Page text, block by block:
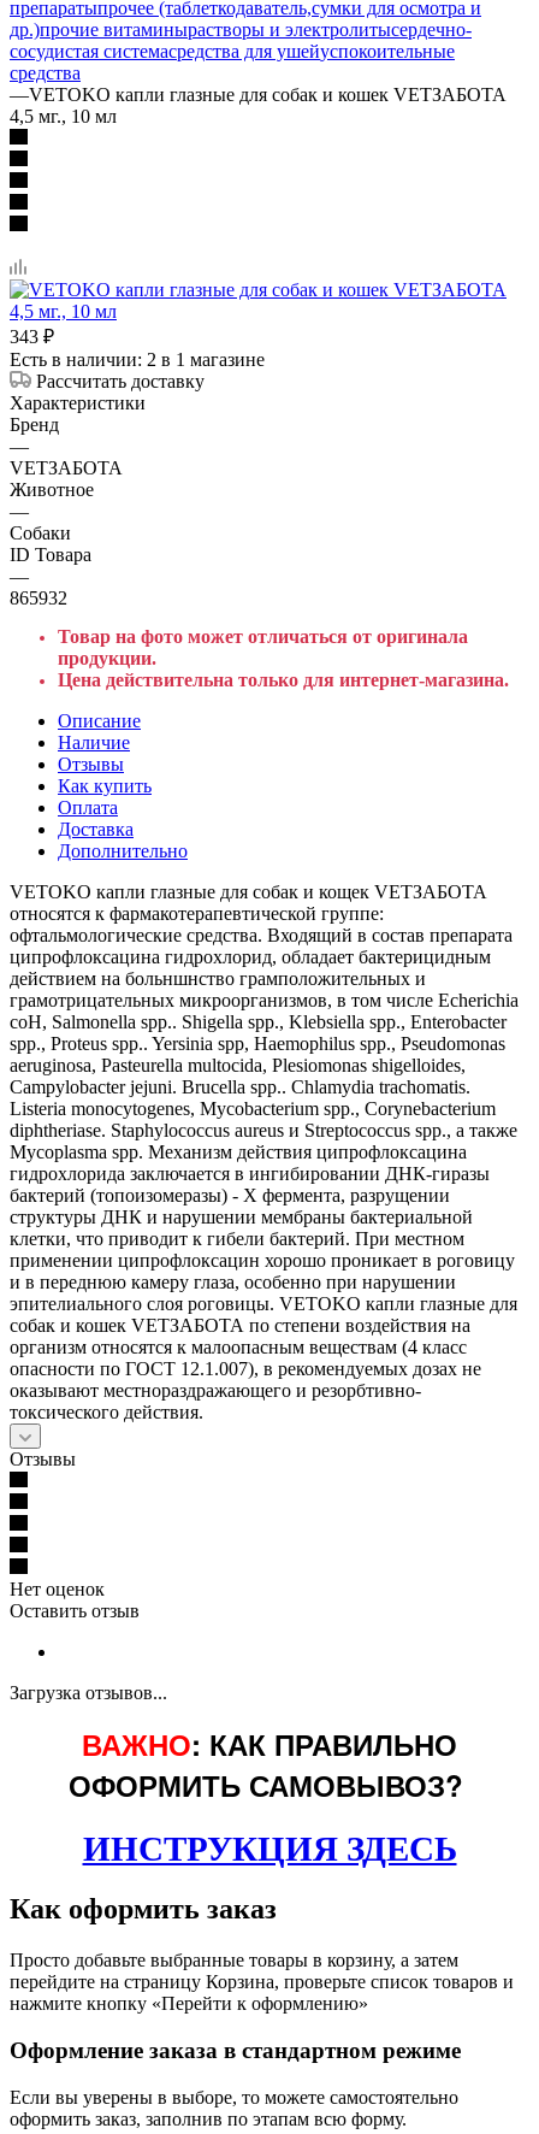
препаратыпрочее (таблеткодаватель,сумки для осмотра и
др.)прочие витаминырастворы и электролитысердечно-
сосудистая системасредства для ушейуспокоительные
средства
—VETOKO капли глазные для собак и кошек VETЗАБОТА
4,5 мг., 10 мл
343 ₽
Есть в наличии: 2 в 1 магазине
Рассчитать доставку
Характеристики
Бренд
—
VETЗАБОТА
Животное
—
Собаки
ID Товара
—
865932
Товар на фото может отличаться от оригинала
продукции.
Цена действительна только для интернет-магазина.
Описание
Наличие
Отзывы
Как купить
Оплата
Доставка
Дополнительно
VETOKO капли глазные для собак и кощек VЕТЗАБОТА
относятся к фармакотерапевтической группе:
офтальмологические средства. Входящий в состав препарата
ципрофлоксацина гидрохлорид, обладает бактерицидным
действием на больншнство грамположительных и
грамотрицательных микроорганизмов, в том числе Echerichia
соН, Salmonella spp.. Shigella spp., Klebsiella spp., Enterobacter
spp., Proteus spp.. Yersinia spp, Haemophilus spp., Pseudomonas
aeruginosa, Pasteurella multocida, Plesiomonas shigelloides,
Campylobacter jejuni. Brucella spp.. Chlamydia trachomatis.
Listeria monocytogenes, Mycobacterium spp., Corynebacterium
diphtheriase. Staphylococcus aureus и Streptococcus spp., a также
Mycoplasma spp. Механизм действия ципрофлоксацина
гидрохлорида заключается в ингибировании ДНК-гиразы
бактерий (топоизомеразы) - X фермента, разрущении
структуры ДНК и нарушении мембраны бактериальной
клетки, что приводит к гибели бактерий. При местном
применении ципрофлоксацин хорошо проникает в роговицу
и в переднюю камеру глаза, особенно при нарушении
эпителиального слоя роговицы. VETOKO капли глазные для
собак и кошек VЕТЗАБОТА по степени воздействия на
организм относятся к малоопасным веществам (4 класс
опасности по ГОСТ 12.1.007), в рекомендуемых дозах не
оказывают местнораздражающего и резорбтивно-
токсического действия.
Отзывы
Нет оценок
Оставить отзыв
Загрузка отзывов...
ВАЖНО: КАК ПРАВИЛЬНО
ОФОРМИТЬ САМОВЫВОЗ?
ИНСТРУКЦИЯ ЗДЕСЬ
Как оформить заказ
Просто добавьте выбранные товары в корзину, а затем
перейдите на страницу Корзина, проверьте список товаров и
нажмите кнопку «Перейти к оформлению»
Оформление заказа в стандартном режиме
Если вы уверены в выборе, то можете самостоятельно
оформить заказ, заполнив по этапам всю форму.